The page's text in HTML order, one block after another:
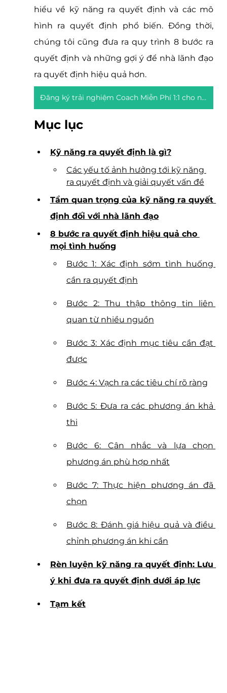
hiểu về kỹ năng ra quyết định và các mô
hình ra quyết định phổ biến. Đồng thời,
chúng tôi cũng đưa ra quy trình 8 bước ra
quyết định và những gợi ý để nhà lãnh đạo
ra quyết định hiệu quả hơn.
Đăng ký trải nghiệm Coach Miễn Phí 1:1 cho nhà lãnh đạo
Mục lục
Kỹ năng ra quyết định là gì?
Các yếu tố ảnh hưởng tới kỹ năng
ra quyết định và giải quyết vấn đề
Tầm quan trọng của kỹ năng ra quyết
định đối với nhà lãnh đạo
8 bước ra quyết định hiệu quả cho
mọi tình huống
Bước 1: Xác định sớm tình huống
cần ra quyết định
Bước 2: Thu thập thông tin liên
quan từ nhiều nguồn
Bước 3: Xác định mục tiêu cần đạt
được
Bước 4: Vạch ra các tiêu chí rõ ràng
Bước 5: Đưa ra các phương án khả
thi
Bước 6: Cân nhắc và lựa chọn
phương án phù hợp nhất
Bước 7: Thực hiện phương án đã
chọn
Bước 8: Đánh giá hiệu quả và điều
chỉnh phương án khi cần
Rèn luyện kỹ năng ra quyết định: Lưu
ý khi đưa ra quyết định dưới áp lực
Tạm kết